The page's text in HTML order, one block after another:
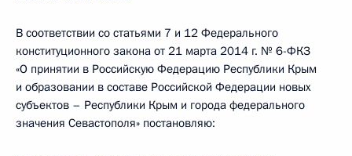
В соответствии со статьями 7 и 12 Федерального
конституционного закона от 21 марта 2014 г. № 6-ФКЗ
«О принятии в Российскую Федерацию Республики Крым
и образовании в составе Российской Федерации новых
субъектов – Республики Крым и города федерального
значения Севастополя» постановляю: